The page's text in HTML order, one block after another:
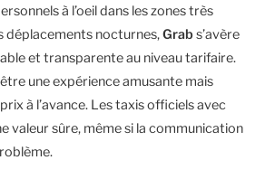
à l’oeil dans les zones très
déplacements nocturnes,Grab s’avère
et transparente au niveau tarifaire.
une expérience amusante mais
à l’avance. Les taxis officiels avec
valeur sûre, même si la communication